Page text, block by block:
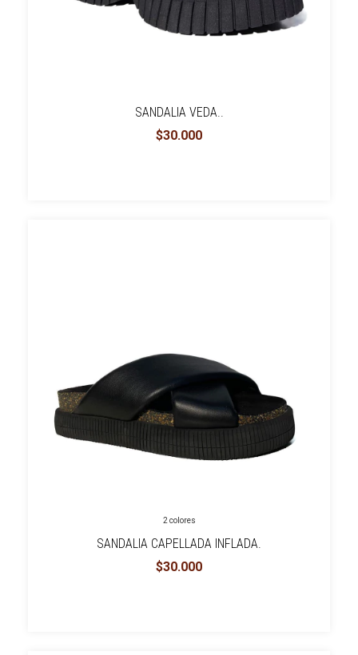
SANDALIA VEDA..
$30.000
2 colores
SANDALIA CAPELLADA INFLADA.
$30.000